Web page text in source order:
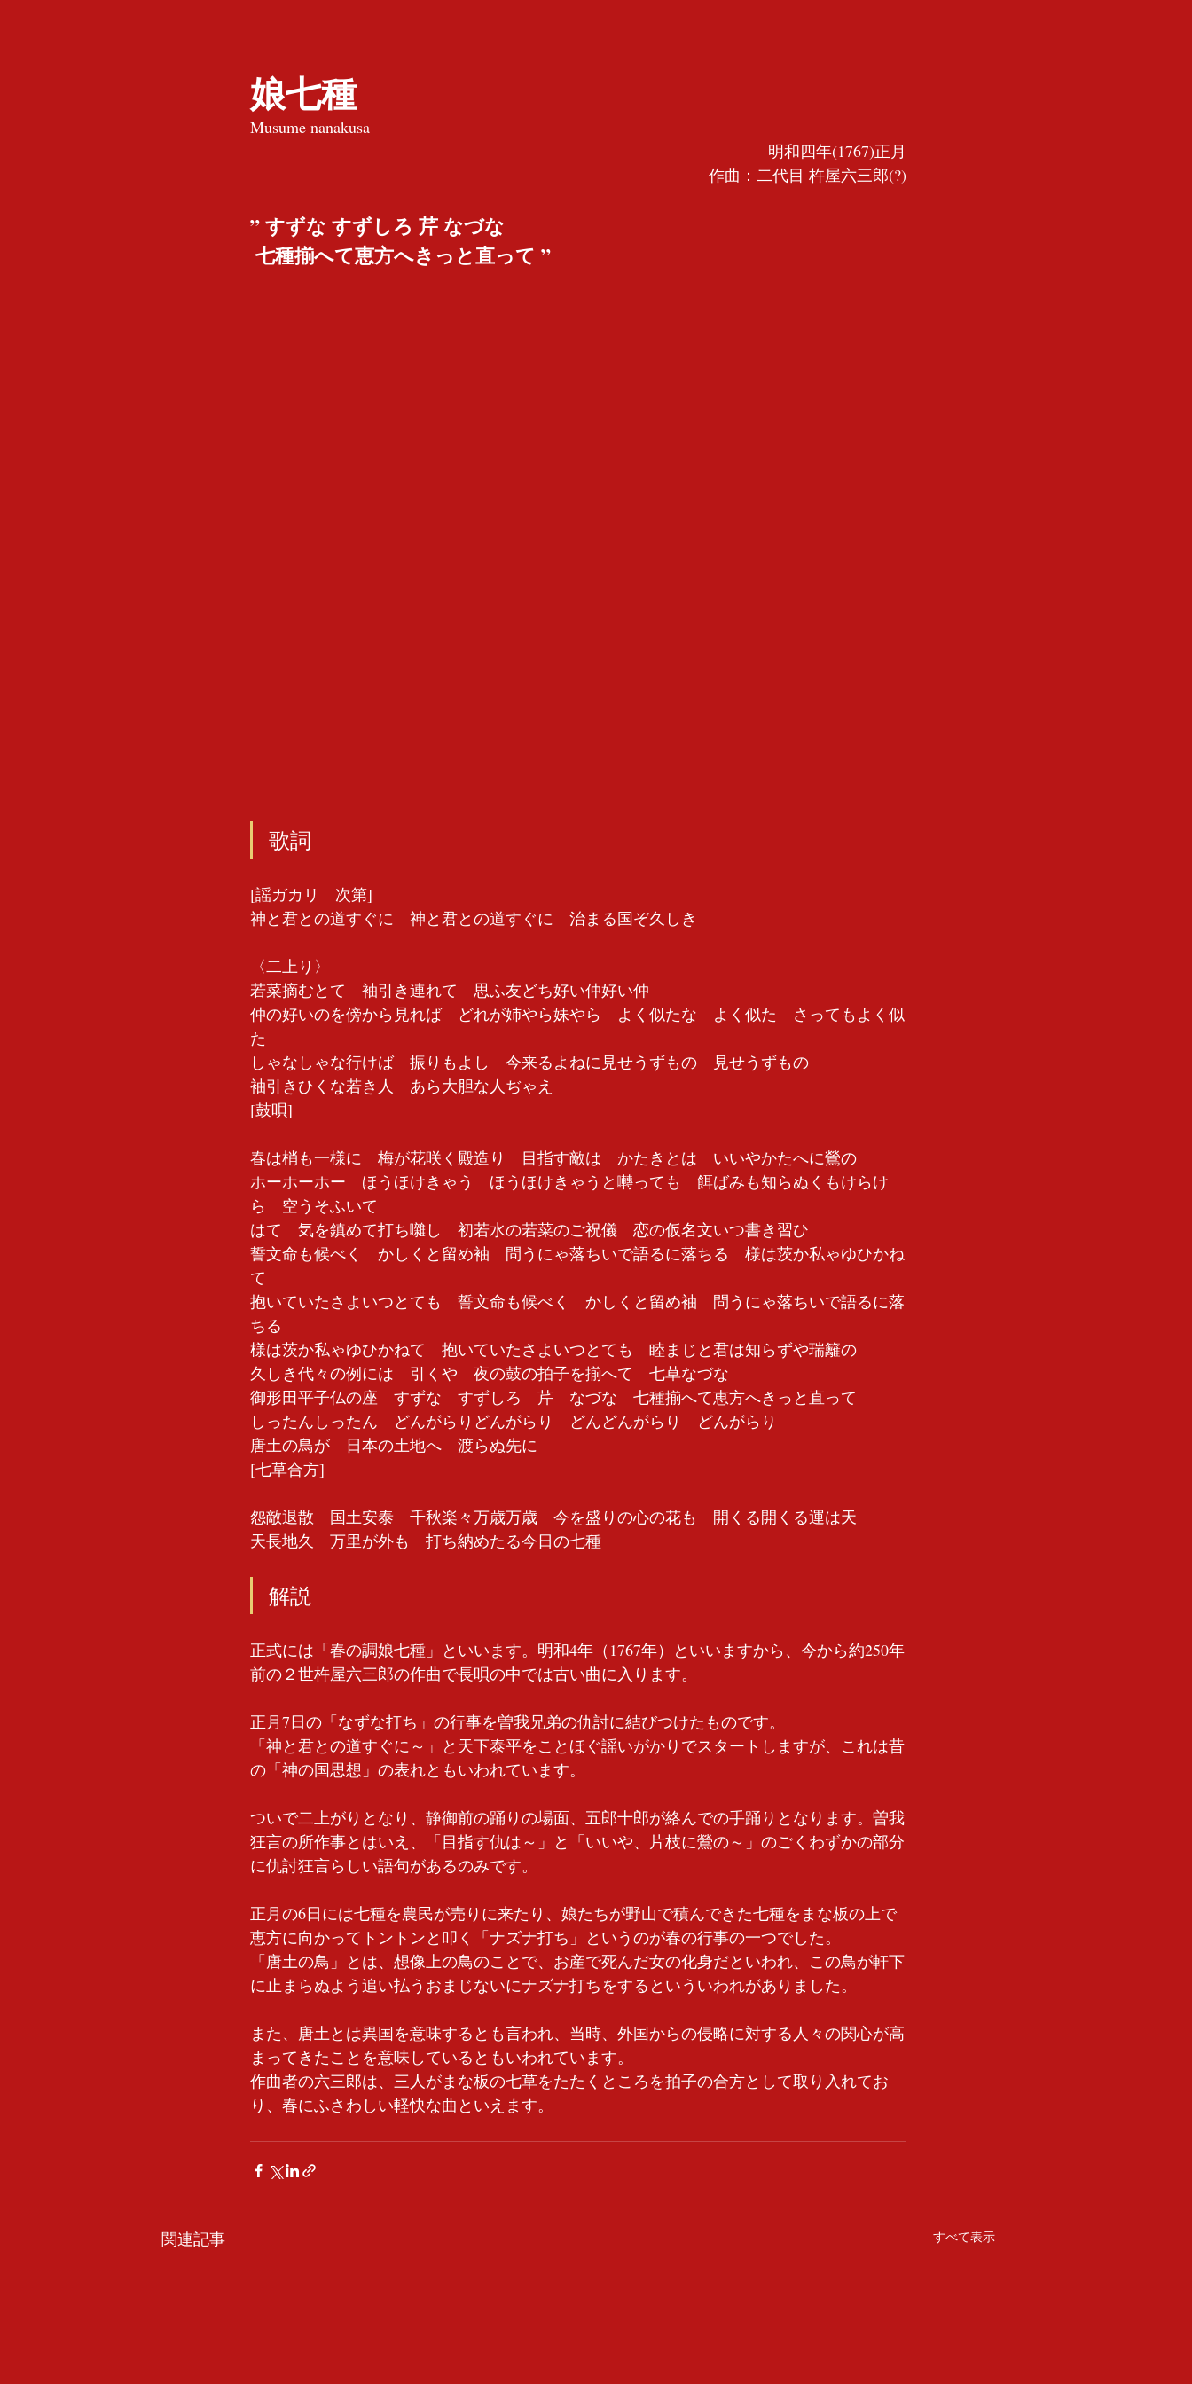
娘七種
Musume nanakusa
明和四年(1767)正月
作曲：二代目 杵屋六三郎(?)
” すずな すずしろ 芹 なづな
七種揃へて恵方へきっと直って ”
歌詞
[謡ガカリ　次第]
神と君との道すぐに　神と君との道すぐに　治まる国ぞ久しき
〈二上り〉
若菜摘むとて　袖引き連れて　思ふ友どち好い仲好い仲
仲の好いのを傍から見れば　どれが姉やら妹やら　よく似たな　よく似た　さってもよく似
た
しゃなしゃな行けば　振りもよし　今来るよねに見せうずもの　見せうずもの
袖引きひくな若き人　あら大胆な人ぢゃえ
[鼓唄]
春は梢も一様に　梅が花咲く殿造り　目指す敵は　かたきとは　いいやかたへに鶯の
ホーホーホー　ほうほけきゃう　ほうほけきゃうと囀っても　餌ばみも知らぬくもけらけ
ら　空うそふいて
はて　気を鎮めて打ち囃し　初若水の若菜のご祝儀　恋の仮名文いつ書き習ひ
誓文命も候べく　かしくと留め袖　問うにゃ落ちいで語るに落ちる　様は茨か私ゃゆひかね
て
抱いていたさよいつとても　誓文命も候べく　かしくと留め袖　問うにゃ落ちいで語るに落
ちる
様は茨か私ゃゆひかねて　抱いていたさよいつとても　睦まじと君は知らずや瑞籬の
久しき代々の例には　引くや　夜の鼓の拍子を揃へて　七草なづな
御形田平子仏の座　すずな　すずしろ　芹　なづな　七種揃へて恵方へきっと直って
しったんしったん　どんがらりどんがらり　どんどんがらり　どんがらり
唐土の鳥が　日本の土地へ　渡らぬ先に
[七草合方]
怨敵退散　国土安泰　千秋楽々万歳万歳　今を盛りの心の花も　開くる開くる運は天
天長地久　万里が外も　打ち納めたる今日の七種
解説
正式には「春の調娘七種」といいます。明和4年（1767年）といいますから、今から約250年
前の２世杵屋六三郎の作曲で長唄の中では古い曲に入ります。
正月7日の「なずな打ち」の行事を曽我兄弟の仇討に結びつけたものです。
「神と君との道すぐに～」と天下泰平をことほぐ謡いがかりでスタートしますが、これは昔
の「神の国思想」の表れともいわれています。
ついで二上がりとなり、静御前の踊りの場面、五郎十郎が絡んでの手踊りとなります。曽我
狂言の所作事とはいえ、「目指す仇は～」と「いいや、片枝に鶯の～」のごくわずかの部分
に仇討狂言らしい語句があるのみです。
正月の6日には七種を農民が売りに来たり、娘たちが野山で積んできた七種をまな板の上で
恵方に向かってトントンと叩く「ナズナ打ち」というのが春の行事の一つでした。
「唐土の鳥」とは、想像上の鳥のことで、お産で死んだ女の化身だといわれ、この鳥が軒下
に止まらぬよう追い払うおまじないにナズナ打ちをするといういわれがありました。
また、唐土とは異国を意味するとも言われ、当時、外国からの侵略に対する人々の関心が高
まってきたことを意味しているともいわれています。
作曲者の六三郎は、三人がまな板の七草をたたくところを拍子の合方として取り入れてお
り、春にふさわしい軽快な曲といえます。
関連記事 すべて表示